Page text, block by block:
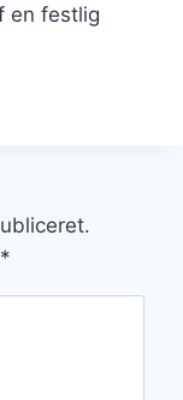
en festlig
*